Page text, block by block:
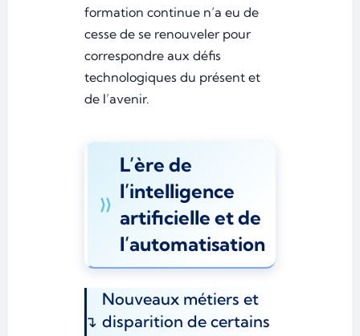
formation continue n’a eu de
cesse de se renouveler pour
correspondre aux défis
technologiques du présent et
de l’avenir.
L’ère de
l’intelligence
artificielle et de
l’automatisation
Nouveaux métiers et
disparition de certains